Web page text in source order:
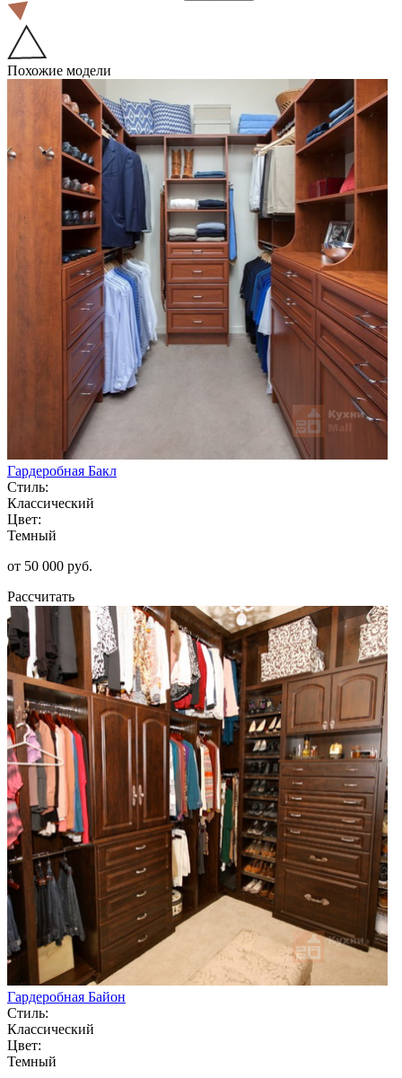
Похожие модели
Гардеробная Бакл
Стиль:
Классический
Цвет:
Темный
от 50 000 руб.
Рассчитать
Гардеробная Байон
Стиль:
Классический
Цвет:
Темный